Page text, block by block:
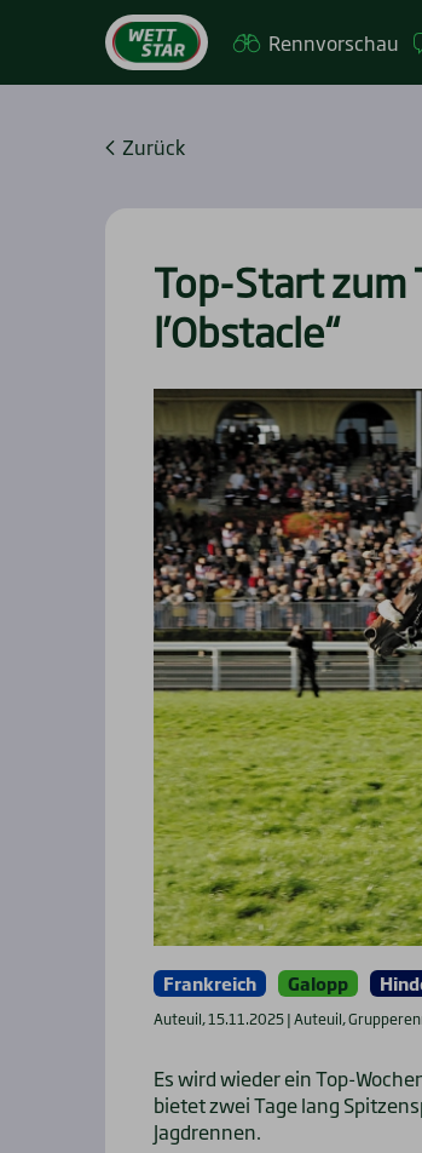
Renn­vor­schau
Zurück
Top-Start zum
l’Obstacle“
Frankreich Galopp
Auteuil, 15.11.2025 | Auteuil,
Es wird wieder ein Top-
bietet zwei Tage lang
Jagdrennen.